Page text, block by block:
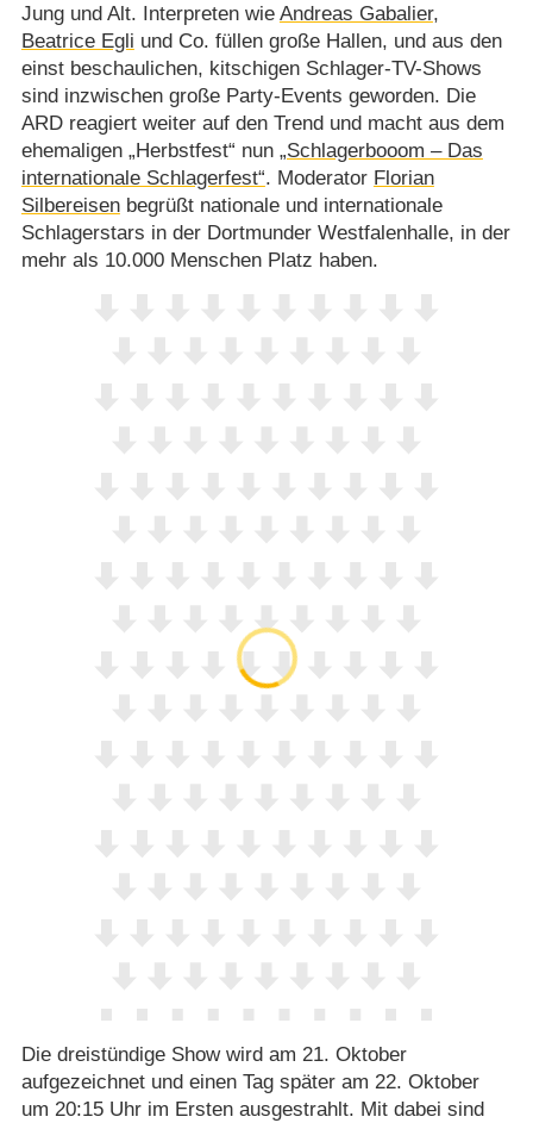
Jung und Alt. Interpreten wie Andreas Gabalier,
Beatrice Egli und Co. füllen große Hallen, und aus den
einst beschaulichen, kitschigen Schlager-TV-Shows
sind inzwischen große Party-Events geworden. Die
ARD reagiert weiter auf den Trend und macht aus dem
ehemaligen „Herbstfest“ nun „Schlagerbooom – Das
internationale Schlagerfest“. Moderator Florian
Silbereisenbegrüßt nationale und internationale
Schlagerstars in der Dortmunder Westfalenhalle, in der
mehr als 10.000 Menschen Platz haben.
Die dreistündige Show wird am 21. Oktober
aufgezeichnet und einen Tag später am 22. Oktober
um 20:15 Uhr im Ersten ausgestrahlt. Mit dabei sind